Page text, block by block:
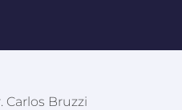
Carlos Bruzzi